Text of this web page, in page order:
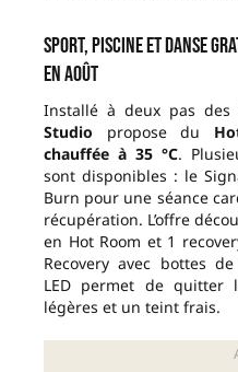
Sport, piscine et danse
en août
Installé à deux pas des
Studio propose du
chauffée à 35 °C.
sont disponibles : le
Burn pour une séance
récupération. L’offre
en Hot Room et 1
Recovery avec bottes
LED permet de quitter
légères et un teint frais.